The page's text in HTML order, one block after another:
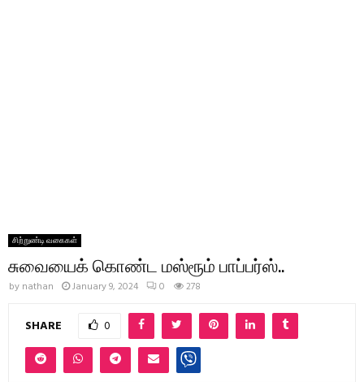
சிற்றுண்டி வகைகள்
சுவையைக் கொண்ட மஸ்ரூம் பாப்பர்ஸ்..
by nathan January 9, 2024 0 278
SHARE 0